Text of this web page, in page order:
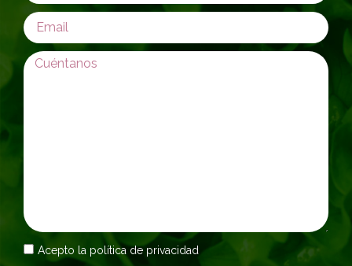
Acepto la política de privacidad